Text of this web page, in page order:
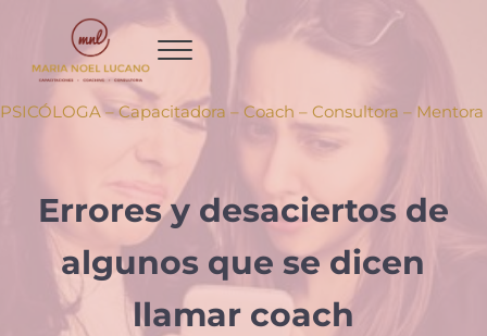
Skip to header right navigation
PSICÓLOGA – Capacitadora – Coach – Consultora – Mentora
Errores y desaciertos de
algunos que se dicen
llamar coach